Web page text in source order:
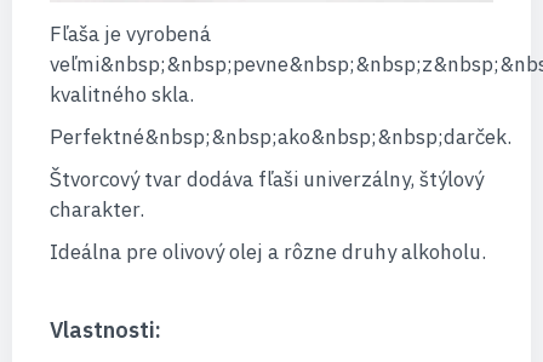
Fľaša je vyrobená
kvalitného skla.
Perfektné&nbsp;&nbsp;ako&nbsp;&nbsp;darček.
Štvorcový tvar dodáva fľaši univerzálny, štýlový
charakter.
Ideálna pre olivový olej a rôzne druhy alkoholu.
Vlastnosti: